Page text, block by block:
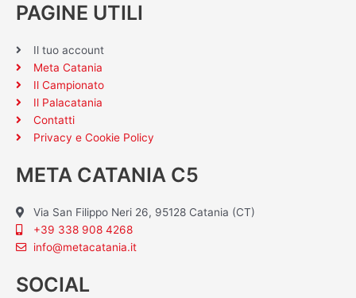
PAGINE UTILI
Il tuo account
Meta Catania
Il Campionato
Il Palacatania
Contatti
Privacy e Cookie Policy
META CATANIA C5
Via San Filippo Neri 26, 95128 Catania (CT)
+39 338 908 4268
info@metacatania.it
SOCIAL